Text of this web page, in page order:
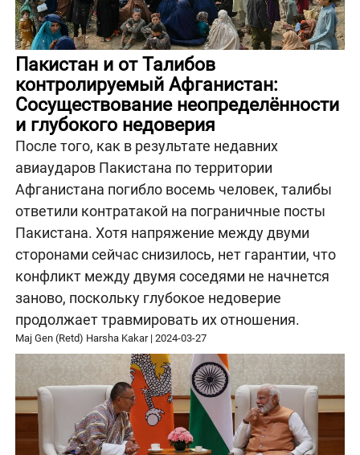
Пакистан и от Талибов
контролируемый Афганистан:
Сосуществование неопределённости
и глубокого недоверия
После того, как в результате недавних
авиаударов Пакистана по территории
Афганистана погибло восемь человек, талибы
ответили контратакой на пограничные посты
Пакистана. Хотя напряжение между двуми
сторонами сейчас снизилось, нет гарантии, что
конфликт между двумя соседями не начнется
заново, поскольку глубокое недоверие
продолжает травмировать их отношения.
Maj Gen (Retd) Harsha Kakar|2024-03-27